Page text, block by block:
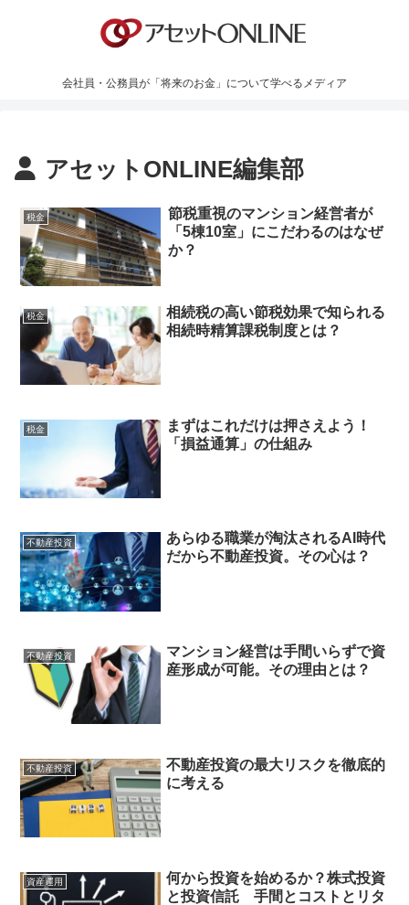
会社員・公務員が「将来のお金」について学べるメディア
アセットONLINE編集部
税金
節税重視のマンション経営者が
「5棟10室」にこだわるのはなぜ
か？
税金
相続税の高い節税効果で知られる
相続時精算課税制度とは？
税金
まずはこれだけは押さえよう！
「損益通算」の仕組み
不動産投資
あらゆる職業が淘汰されるAI時代
だから不動産投資。その心は？
不動産投資
マンション経営は手間いらずで資
産形成が可能。その理由とは？
不動産投資
不動産投資の最大リスクを徹底的
に考える
資産運用
何から投資を始めるか？株式投資
と投資信託 手間とコストとリタ